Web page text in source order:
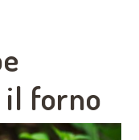
il forno